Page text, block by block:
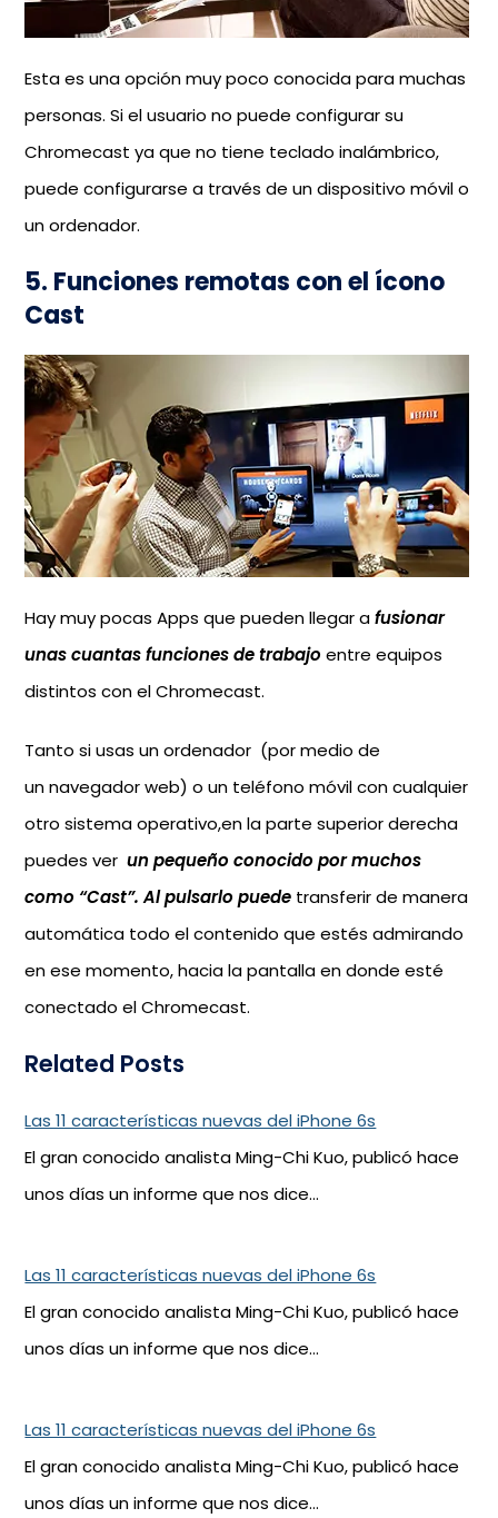
Esta es una opción muy poco conocida para muchas
personas. Si el usuario no puede configurar su
Chromecast ya que no tiene teclado inalámbrico,
puede configurarse a través de un dispositivo móvil o
un ordenador.
5. Funciones remotas con el ícono
Cast
Hay muy pocas Apps que pueden llegar afusionar
unas cuantas funciones de trabajo entre equipos
distintos con el Chromecast.
Tanto si usas un ordenador (por medio de
un navegador web) o un teléfono móvil con cualquier
otro sistema operativo,en la parte superior derecha
puedes verun pequeño conocido por muchos
como “Cast”. Al pulsarlo puede transferir de manera
automática todo el contenido que estés admirando
en ese momento, hacia la pantalla en donde esté
conectado el Chromecast.
Related Posts
Las 11 características nuevas del iPhone 6s
El gran conocido analista Ming-Chi Kuo, publicó hace
unos días un informe que nos dice…
Las 11 características nuevas del iPhone 6s
El gran conocido analista Ming-Chi Kuo, publicó hace
unos días un informe que nos dice…
Las 11 características nuevas del iPhone 6s
El gran conocido analista Ming-Chi Kuo, publicó hace
unos días un informe que nos dice…